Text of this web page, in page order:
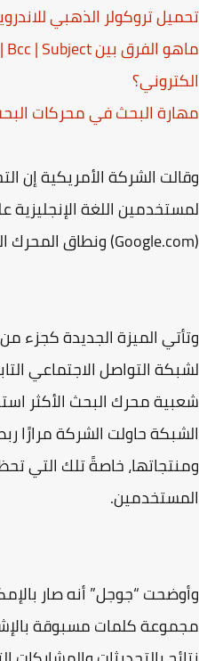
تروكولر الذهبي للاندرويد
البحث في محركات
الشركة الأمريكية إن
اللغة الإنجليزية
الميزة الجديدة كجزء من
التواصل الاجتماعي
محرك البحث الأكثر
حاولت الشركة مرارًا
خاصةً تلك التي
“جوجل” أنه صار
كلمات مسبوقة